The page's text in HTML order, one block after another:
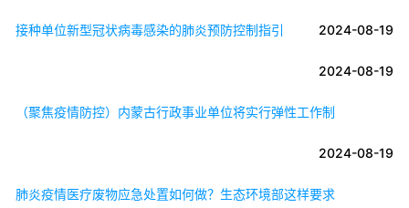
2024-08-19
接种单位新型冠状病毒感染的肺炎预防控制指引
2024-08-19
（聚焦疫情防控）内蒙古行政事业单位将实行弹性工作制
2024-08-19
肺炎疫情医疗废物应急处置如何做？生态环境部这样要求